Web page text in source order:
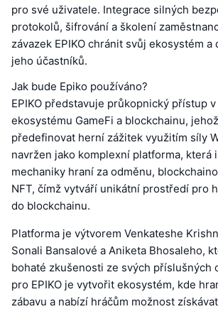
pro své uživatele. Integrace silných
protokolů, šifrování a školení
závazek EPIKO chránit svůj ekosystém a
jeho účastníků.
Jak bude Epiko používáno?
EPIKO představuje průkopnický přístup
ekosystému GameFi a blockchainu,
předefinovat herní zážitek využitím síly
navržen jako komplexní platforma, která
mechaniky hraní za odměnu,
NFT, čímž vytváří unikátní prostředí pro
do blockchainu.
Platforma je výtvorem Venkateshe
Sonali Bansalové a Aniketa Bhosaleho,
bohaté zkušenosti ze svých příslušných
pro EPIKO je vytvořit ekosystém, kde
zábavu a nabízí hráčům možnost